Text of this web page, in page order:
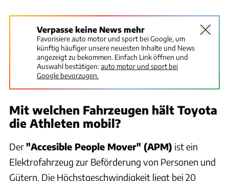
Verpasse keine News mehr
Favorisiere auto motor und sport bei Google, um
künftig häufiger unsere neuesten Inhalte und News
angezeigt zu bekommen. Einfach Link öffnen und
Auswahl bestätigen:auto motor und sport bei
Google bevorzugen.
Mit welchen Fahrzeugen hält Toyota
die Athleten mobil?
Der"Accesible People Mover" (APM) ist ein
Elektrofahrzeug zur Beförderung von Personen und
Gütern. Die Höchstgeschwindigkeit liegt bei 20